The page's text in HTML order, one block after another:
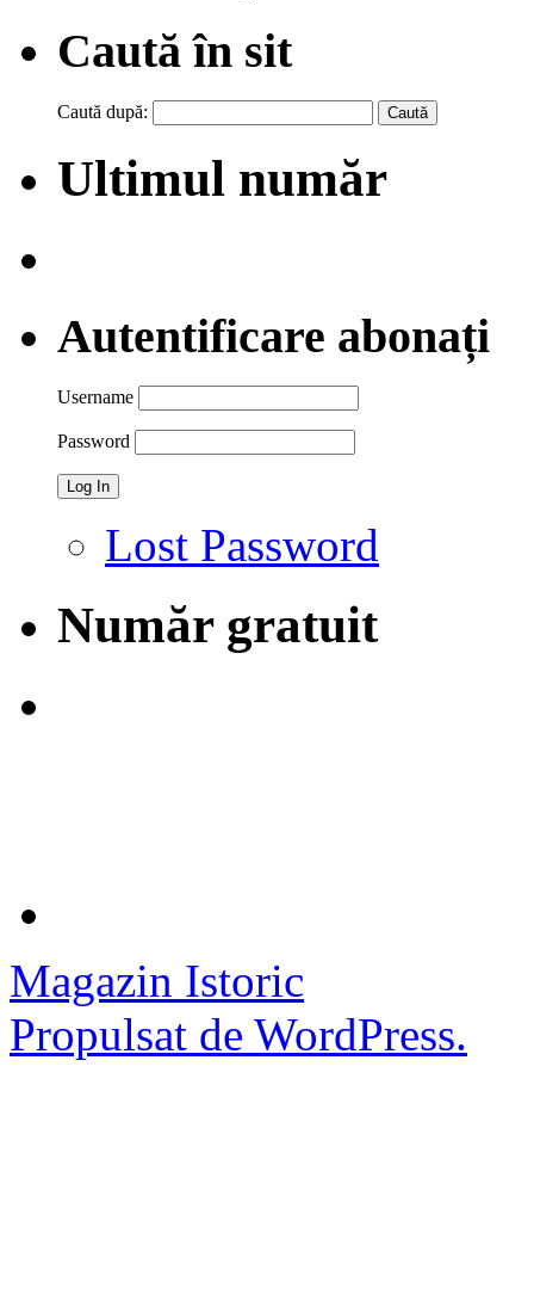
Caută în sit
Caută după:
Ultimul număr
Autentificare abonați
Username
Password
Lost Password
Număr gratuit
Magazin Istoric
Propulsat de WordPress.